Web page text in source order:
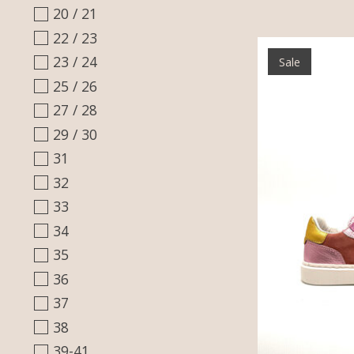
20 / 21
22 / 23
23 / 24
25 / 26
27 / 28
29 / 30
31
32
33
34
35
36
37
38
Sale